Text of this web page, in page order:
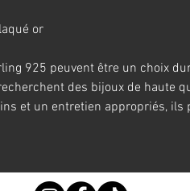
or
925 peuvent être un choix
des bijoux de haute
et un entretien appropriés, ils